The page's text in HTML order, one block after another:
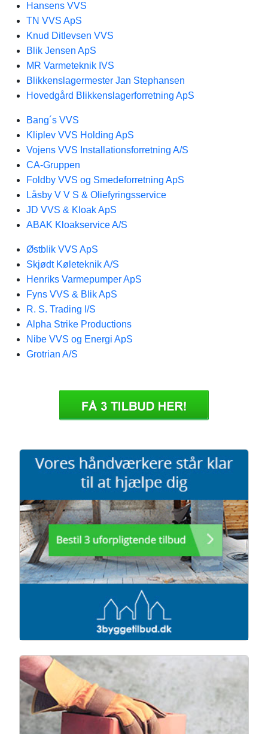
Hansens VVS
TN VVS ApS
Knud Ditlevsen VVS
Blik Jensen ApS
MR Varmeteknik IVS
Blikkenslagermester Jan Stephansen
Hovedgård Blikkenslagerforretning ApS
Bang´s VVS
Kliplev VVS Holding ApS
Vojens VVS Installationsforretning A/S
CA-Gruppen
Foldby VVS og Smedeforretning ApS
Låsby V V S & Oliefyringsservice
JD VVS & Kloak ApS
ABAK Kloakservice A/S
Østblik VVS ApS
Skjødt Køleteknik A/S
Henriks Varmepumper ApS
Fyns VVS & Blik ApS
R. S. Trading I/S
Alpha Strike Productions
Nibe VVS og Energi ApS
Grotrian A/S